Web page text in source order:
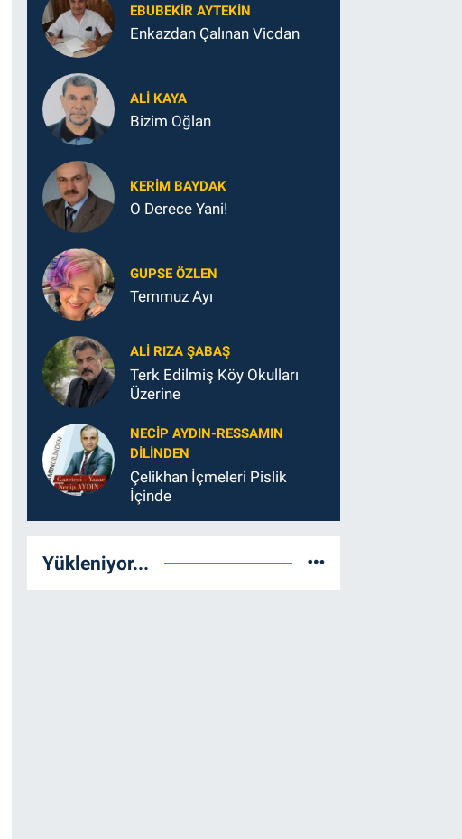
EBUBEKIR AYTEKIN
Enkazdan Çalınan Vicdan
ALI KAYA
Bizim Oğlan
KERIM BAYDAK
O Derece Yani!
GUPSE ÖZLEN
Temmuz Ayı
ALI RIZA ŞABAŞ
Terk Edilmiş Köy Okulları
Üzerine
NECIP AYDIN-RESSAMIN
DILINDEN
Çelikhan İçmeleri Pislik
İçinde
Yükleniyor...